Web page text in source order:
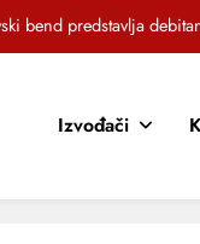
bend predstavlja
PJESMU POZVALI
Izvođači